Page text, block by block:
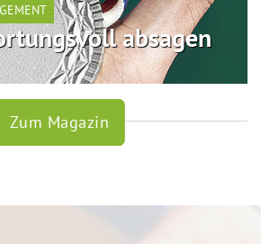
absagen
Zum Magazin